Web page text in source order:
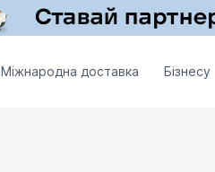
Міжнародна доставка Бізнесу